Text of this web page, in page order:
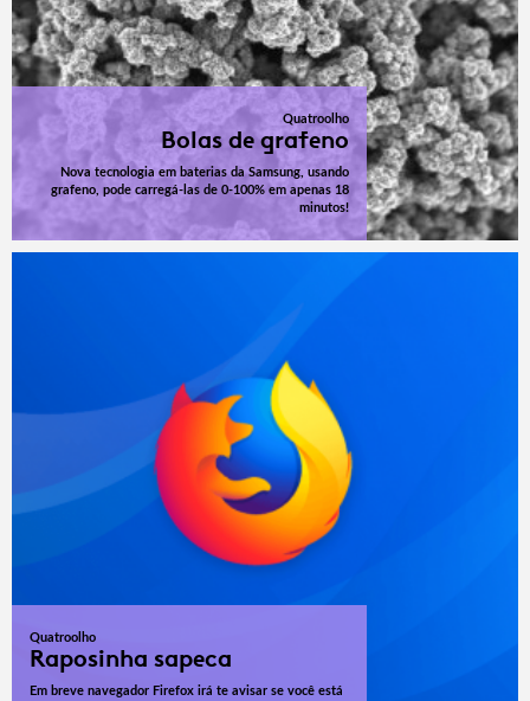
Quatroolho
Bolas de grafeno
Nova tecnologia em baterias da Samsung, usando
grafeno, pode carregá-las de 0-100% em apenas 18
minutos!
Quatroolho
Raposinha sapeca
Em breve navegador Firefox irá te avisar se você está